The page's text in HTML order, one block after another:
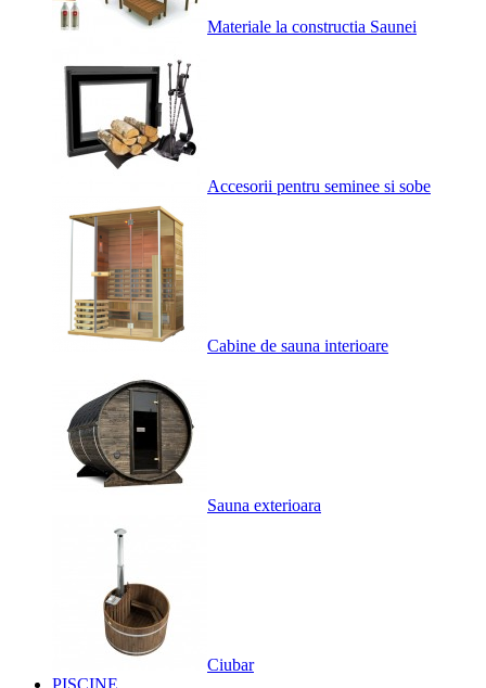
Materiale la constructia Saunei
Accesorii pentru seminee si sobe
Cabine de sauna interioare
Sauna exterioara
Ciubar